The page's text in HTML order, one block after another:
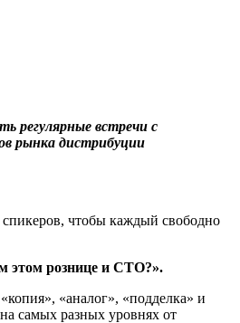
регулярные встречи с
рынка дистрибуции
чтобы каждый свободно
этом рознице и СТО?».
«аналог», «подделка» и
самых разных уровнях от